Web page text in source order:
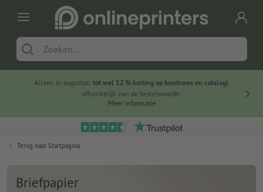
Alleen in augustus: tot wel 12 % korting op brochures en catalogi,
afhankelijk van de bestelwaarde.
Meer informatie
Terug naar Startpagina
Briefpapier